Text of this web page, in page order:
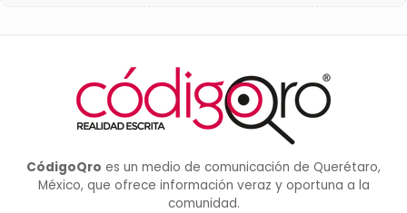
CódigoQro es un medio de comunicación de Querétaro,
México, que ofrece información veraz y oportuna a la
comunidad.